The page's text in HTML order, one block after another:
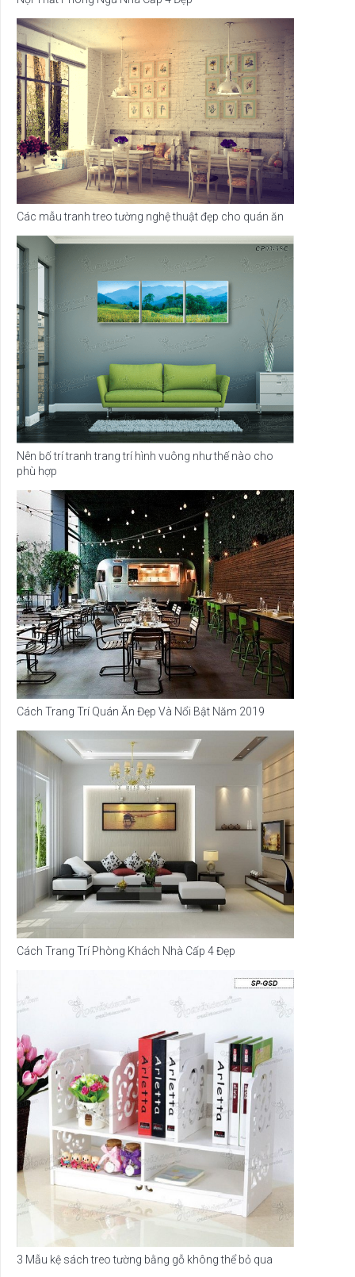
Các mẫu tranh treo tường nghệ thuật đẹp cho quán ăn
Nên bố trí tranh trang trí hình vuông như thế nào cho
phù hợp
Cách Trang Trí Quán Ăn Đẹp Và Nổi Bật Năm 2019
Cách Trang Trí Phòng Khách Nhà Cấp 4 Đẹp
3 Mẫu kệ sách treo tường bằng gỗ không thể bỏ qua